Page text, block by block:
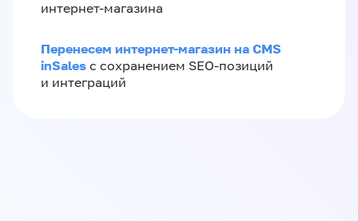
интернет-магазина
Перенесем интернет-магазин на CMS
inSales с сохранением SEO-позиций
и интеграций